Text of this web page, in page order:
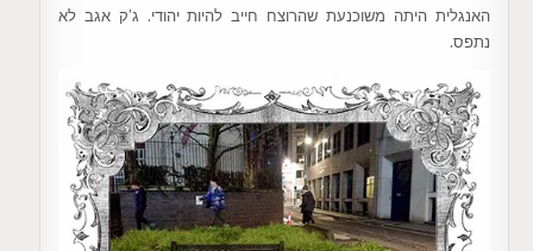
האנגלית היתה משוכנעת שהרוצח חייב להיות יהודי. ג’ק אגב לא
נתפס.